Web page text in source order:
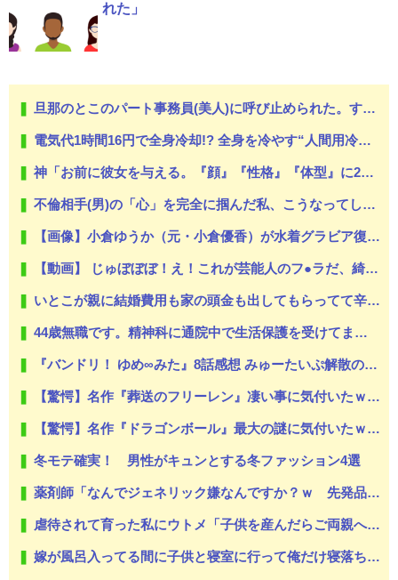
れた」
旦那のとこのパート事務員(美人)に呼び止められた。すると「あんな物(昼食)を旦那さんに食べさせるなんて信じられない！」と言い出し...
電気代1時間16円で全身冷却!? 全身を冷やす“人間用冷蔵庫”『ど冷えもんBOX』→工事現場やゴルフ場で導入続々と話題
神「お前に彼女を与える。『顔』『性格』『体型』に200ポイントを振り分けよ」←これどうする？
不倫相手(男)の「心」を完全に掴んだ私、こうなってしまう・・・
【画像】小倉ゆうか（元・小倉優香）が水着グラビア復帰ｗｗｗｗｗｗｗｗｗｗｗ
【動画】 じゅぼぼぼ！え！これが芸能人のフ●ラだ、綺麗な顔とお口でこんなことしているだ 笑
いとこが親に結婚費用も家の頭金も出してもらってて辛い。いとこにはいとこでしんどいこともあるかもよとか適当ななぐさめはどけて、この自分の努力と関係ない部分の差www
44歳無職です。精神科に通院中で生活保護を受けてます。妻に酷いことばかりしたので離婚されそうです。「働くから」「心を入れ替えるから」と言っても信じてもらえません。助けて
『バンドリ！ ゆめ∞みた』8話感想 みゅーたいぷ解散の危機！？
【驚愕】名作『葬送のフリーレン』凄い事に気付いたｗｗｗｗ「ヒンメル」とか「南の勇者」みたいなヒョロガリが最強なの違和感やわ…もしかして…
【驚愕】名作『ドラゴンボール』最大の謎に気付いたｗｗｗｗ『ドラゴンボール』唯一にして最大の謎がこちら…凄すぎる…
冬モテ確実！ 男性がキュンとする冬ファッション4選
薬剤師「なんでジェネリック嫌なんですか？ｗ 先発品と全く同じですよ？w」
虐待されて育った私にウトメ「子供を産んだらご両親への感謝の気持ちも湧いてきたでしょ。いい加減に意地貼るの止めて仲直りしなさい 」【中編】
嫁が風呂入ってる間に子供と寝室に行って俺だけ寝落ちしたら嫁から「子供あんなに泣いてたのによく寝てられんな…」って恨み節がメッセージで来てた